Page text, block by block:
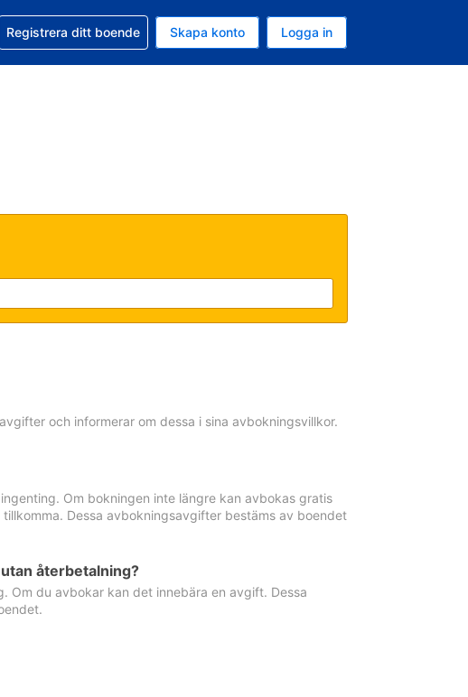
valuta är Svenska kronor
nuvarande språk är Svenska
hjälp med din bokning
Registrera ditt boende Skapa konto Logga in
och informerar om dessa i sina avbokningsvillkor.
Om bokningen inte längre kan avbokas gratis
Dessa avbokningsavgifter bestäms av boendet
återbetalning?
Om du avbokar kan det innebära en avgift. Dessa